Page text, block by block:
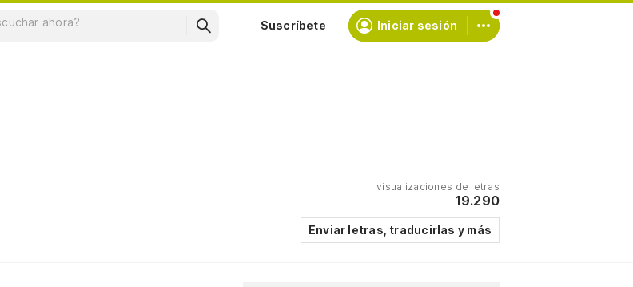
Suscríbete Iniciar sesión
visualizaciones de letras
19.290
Enviar letras, traducirlas y más